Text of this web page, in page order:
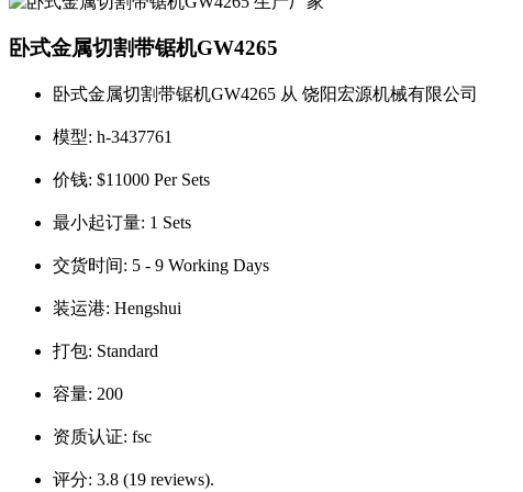
卧式金属切割带锯机GW4265
卧式金属切割带锯机GW4265 从 饶阳宏源机械有限公司
模型: h-3437761
价钱: $11000 Per Sets
最小起订量: 1 Sets
交货时间: 5 - 9 Working Days
装运港: Hengshui
打包: Standard
容量: 200
资质认证: fsc
评分: 3.8 (19 reviews).